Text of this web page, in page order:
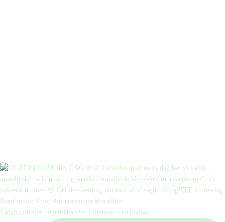
Sådan indledes bogen Djævlen i hjernen – en hudløs